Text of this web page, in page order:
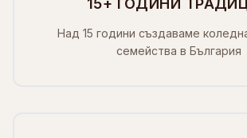
15+ ГОДИНИ
Над 15 години създаваме
семейства в България